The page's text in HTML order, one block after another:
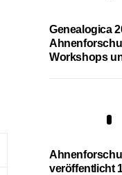
Genealogica
Workshops
veröffentlicht